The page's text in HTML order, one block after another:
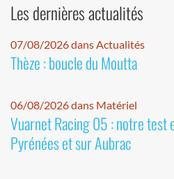
Les dernières actualités
07/08/2026 dans Actualités
Thèze : boucle du Moutta
06/08/2026 dans Matériel
Vuarnet Racing 05 : notre test
Pyrénées et sur Aubrac